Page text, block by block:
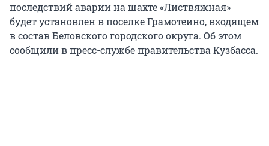
последствий аварии на шахте «Листвяжная»
будет установлен в поселке Грамотеино, входящем
в состав Беловского городского округа. Об этом
сообщили в пресс-службе правительства Кузбасса.